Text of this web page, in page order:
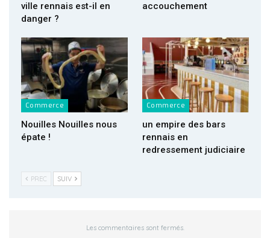
ville rennais est-il en
danger ?
accouchement
Commerce
Nouilles Nouilles nous
épate !
Commerce
un empire des bars
rennais en
redressement judiciaire
PREC SUIV
Les commentaires sont fermés.